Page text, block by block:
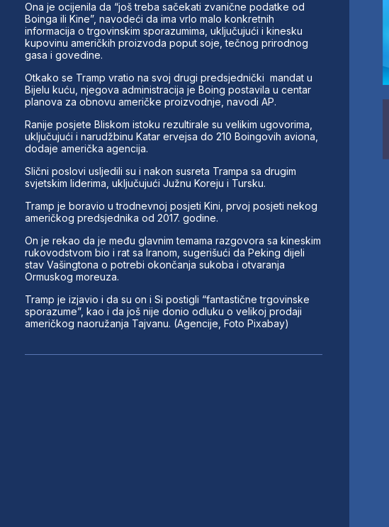
Ona je ocijenila da “još treba sačekati zvanične podatke od
Boinga ili Kine”, navodeći da ima vrlo malo konkretnih
informacija o trgovinskim sporazumima, uključujući i kinesku
kupovinu američkih proizvoda poput soje, tečnog prirodnog
gasa i govedine.
Otkako se Tramp vratio na svoj drugi predsjednički mandat u
Bijelu kuću, njegova administracija je Boing postavila u centar
planova za obnovu američke proizvodnje, navodi AP.
Ranije posjete Bliskom istoku rezultirale su velikim ugovorima,
uključujući i narudžbinu Katar ervejsa do 210 Boingovih aviona,
dodaje američka agencija.
Slični poslovi usljedili su i nakon susreta Trampa sa drugim
svjetskim liderima, uključujući Južnu Koreju i Tursku.
Tramp je boravio u trodnevnoj posjeti Kini, prvoj posjeti nekog
američkog predsjednika od 2017. godine.
On je rekao da je među glavnim temama razgovora sa kineskim
rukovodstvom bio i rat sa Iranom, sugerišući da Peking dijeli
stav Vašingtona o potrebi okončanja sukoba i otvaranja
Ormuskog moreuza.
Tramp je izjavio i da su on i Si postigli “fantastične trgovinske
sporazume”, kao i da još nije donio odluku o velikoj prodaji
američkog naoružanja Tajvanu. (Agencije, Foto Pixabay)